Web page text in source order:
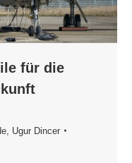
für die
Ugur Dincer